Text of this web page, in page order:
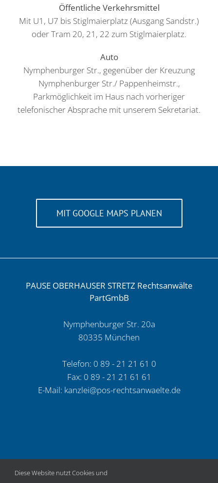
Öffentliche Verkehrsmittel
Mit U1, U7 bis Stiglmaierplatz (Ausgang Sandstr.)
oder Tram 20, 21, 22 zum Stiglmaierplatz.
Auto
Nymphenburger Str., gegenüber der Kreuzung
Nymphenburger Str./ Pappenheimstr.,
Parkmöglichkeit im Haus nach vorheriger
telefonischer Absprache mit unserem Sekretariat.
MIT GOOGLE MAPS PLANEN
PAUSE OBERHAUSER STRETZ Rechtsanwälte
PartGmbB
Nymphenburger Str. 20a
80335 München
Telefon: 0 89 - 21 21 61 0
Fax: 0 89 - 21 21 61 61
E-Mail: kanzlei@pos-rechtsanwaelte.de
Diese Website nutzt Cookies und